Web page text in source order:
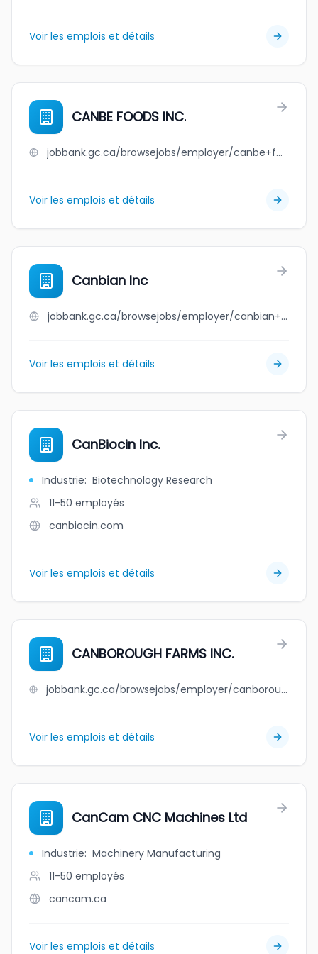
Voir les emplois et détails
CANBE FOODS INC.
jobbank.gc.ca/browsejobs/employer/canbe+foods+inc./ca
Voir les emplois et détails
Canbian Inc
jobbank.gc.ca/browsejobs/employer/canbian+inc/ca
Voir les emplois et détails
CanBiocin Inc.
Industrie: Biotechnology Research
11-50 employés
canbiocin.com
Voir les emplois et détails
CANBOROUGH FARMS INC.
jobbank.gc.ca/browsejobs/employer/canborough+farms+inc./ca
Voir les emplois et détails
CanCam CNC Machines Ltd
Industrie: Machinery Manufacturing
11-50 employés
cancam.ca
Voir les emplois et détails